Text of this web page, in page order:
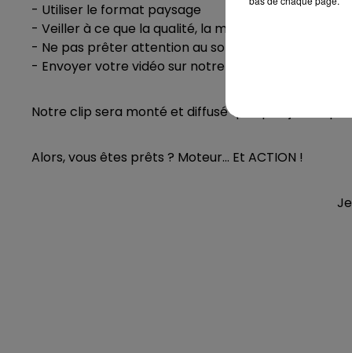
- Utiliser le format paysage
- Veiller à ce que la qualité, la mise au point, la
- Ne pas prêter attention au son (qui ne sera pas
- Envoyer votre vidéo sur notre site internet avant
Notre clip sera monté et diffusé quelques jours
Alors, vous êtes prêts ? Moteur... Et ACTION !